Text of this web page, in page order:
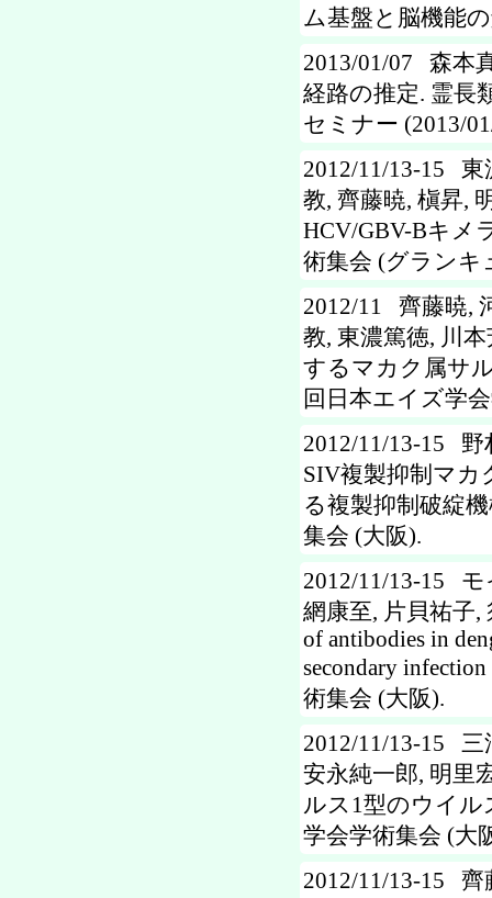
ム基盤と脳機能
2013/01/07 森本
経路の推定. 霊長
セミナー (2013/
2012/11/13-15 東
教, 齊藤暁, 槇昇,
HCV/GBV-Bキメ
術集会 (グランキ
2012/11 齊藤暁,
教, 東濃篤徳, 川
するマカク属サ
回日本エイズ学
2012/11/13-15 野
SIV複製抑制マカ
る複製抑制破綻
集会 (大阪).
2012/11/13-15 モ
網康至, 片貝祐子,
of antibodies in
secondary
術集会 (大阪).
2012/11/13-15 三
安永純一郎, 明里
ルス1型のウイル
学会学術集会 (大
2012/11/13-15 齊